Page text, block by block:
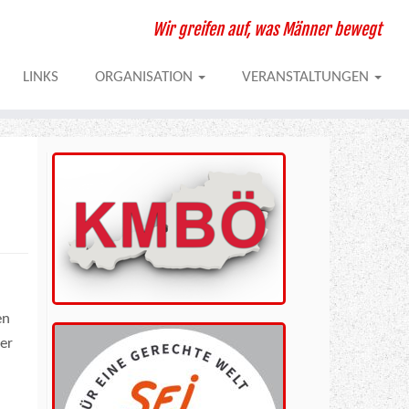
Wir greifen auf, was Männer bewegt
LINKS ORGANISATION VERANSTALTUNGEN